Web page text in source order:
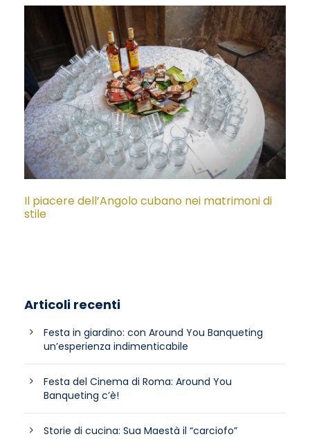
Il piacere dell’Angolo cubano nei matrimoni di
stile
Articoli recenti
Festa in giardino: con Around You Banqueting
un’esperienza indimenticabile
Festa del Cinema di Roma: Around You
Banqueting c’è!
Storie di cucina: Sua Maestà il “carciofo”